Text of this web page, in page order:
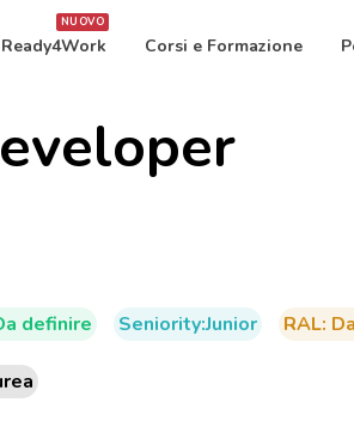
NUOVO
Ready4Work Corsi e Formazione
definire Seniority:Junior RAL: